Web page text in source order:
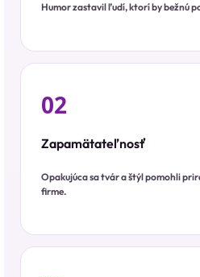
Humor zastavil ľudí, ktorí by bežnú
02
Zapamätateľnosť
Opakujúca sa tvár a štýl pomohli
firme.